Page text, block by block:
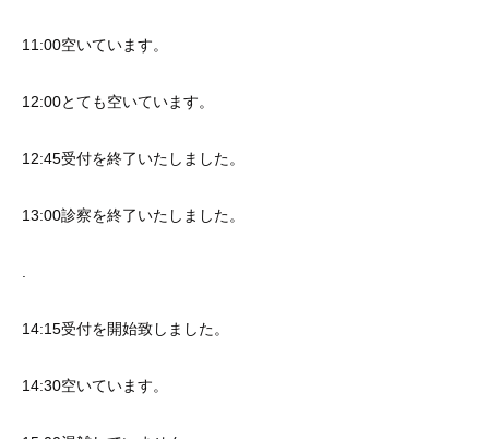
11:00空いています。
12:00とても空いています。
12:45受付を終了いたしました。
13:00診察を終了いたしました。
14:15受付を開始致しました。
14:30空いています。